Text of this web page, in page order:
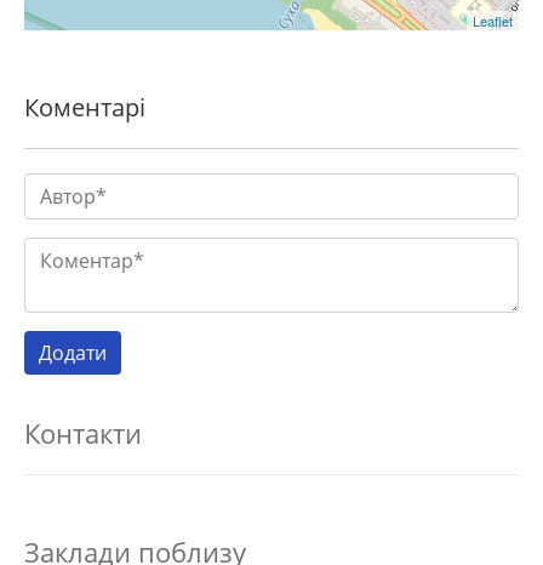
Leaflet
Коментарі
Контакти
Заклади поблизу